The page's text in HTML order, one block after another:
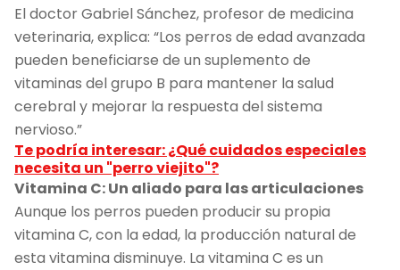
El doctor Gabriel Sánchez, profesor de medicina
veterinaria, explica: “Los perros de edad avanzada
pueden beneficiarse de un suplemento de
vitaminas del grupo B para mantener la salud
cerebral y mejorar la respuesta del sistema
nervioso.”
Te podría interesar: ¿Qué cuidados especiales
necesita un "perro viejito"?
Vitamina C: Un aliado para las articulaciones
Aunque los perros pueden producir su propia
vitamina C, con la edad, la producción natural de
esta vitamina disminuye. La vitamina C es un